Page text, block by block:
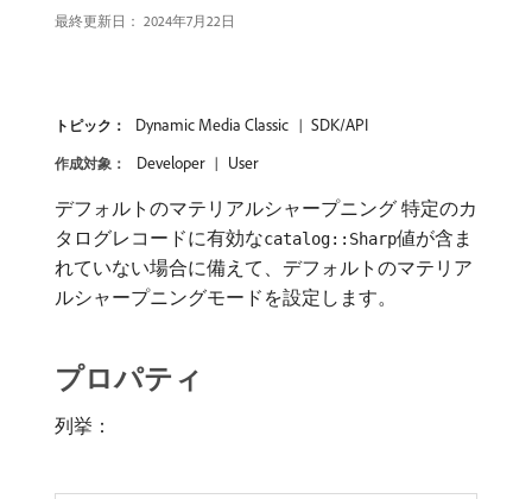
最終更新日： 2024年7月22日
トピック： Dynamic Media Classic SDK/API
作成対象： Developer User
デフォルトのマテリアルシャープニング 特定のカ
タログレコードに有効なcatalog::Sharp値が含ま
れていない場合に備えて、デフォルトのマテリア
ルシャープニングモードを設定します。
プロパティ
列挙：